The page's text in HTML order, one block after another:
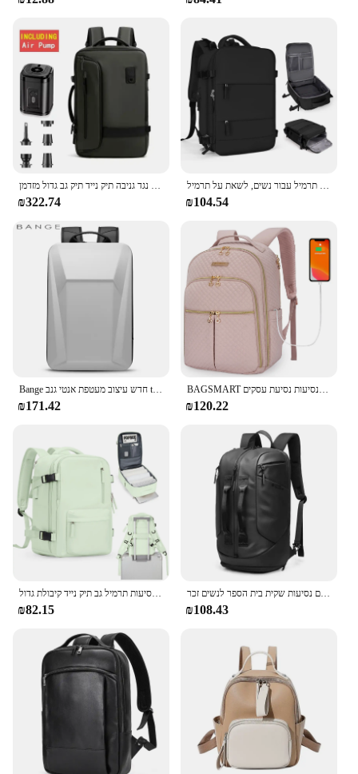
עמיד למים נסיעות גברים תרמיל, דחיסת ואקום עם משאבת אוויר נגד גניבה תיק נייד תיק גב גדול מזדמן
₪322.74
נסיעות תרמיל עבור נשים, לשאת על תרמיל, TSA מחשב נייד תרמיל טיסה אושר, מכללת אחות תיק מזדמן Daypack Weekender
₪104.54
Bange חדש עיצוב מעטפת אנטי גנב tsa מנעול גברים תרמיל עמיד למים 15.6 אינץ מחשב נייד שקית אדם עם USB טעינה USB
₪171.42
BAGSMART תרמילי מחשב נייד לנשים 15.6 סנטימטרים מחברת תיקי בית ספר תיק החייבת לעבודה בית ספר מכללת נסיעות נסיעת עסקים
₪120.22
בקתת נשים נסיעות תרמיל גב תיק נייד קיבולת גדול easyjet-ons 45 x36 תרמיל גב ryanair 40 x20 x שקית עמיד למים
₪82.15
גברים של 15.6 אינץ מחשב נייד נייד תרמיל גב רב תכליתיים עמיד למים נסיעות שקית בית הספר לנשים זכר
₪108.43